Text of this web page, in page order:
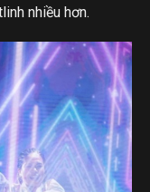
nhiều hơn.